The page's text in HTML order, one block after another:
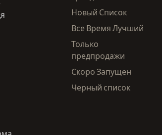
Новый Список
Все Время Лучший
Только
предпродажи
Скоро Запущен
Черный список